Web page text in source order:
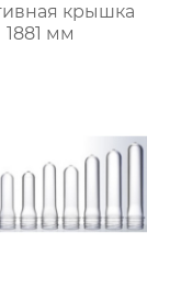
крышка
1881 мм